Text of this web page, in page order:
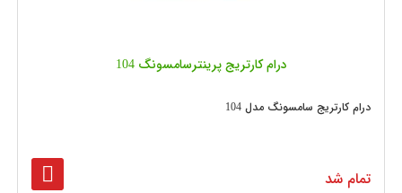
درام کارتریج پرینترسامسونگ 104
درام کارتریج سامسونگ مدل 104
تمام شد